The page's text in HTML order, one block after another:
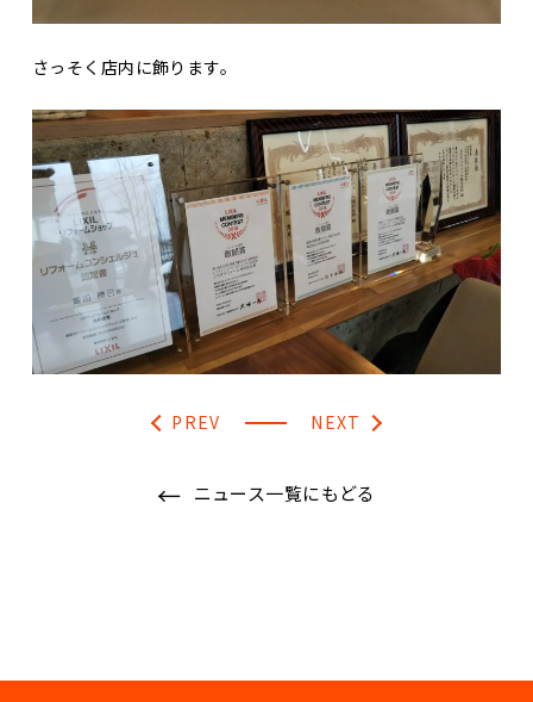
さっそく店内に飾ります。
PREV NEXT
ニュース一覧にもどる